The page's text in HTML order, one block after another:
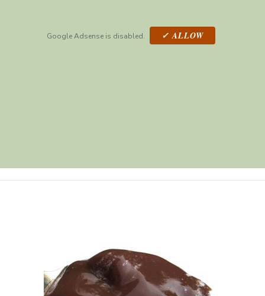
Google Adsense is disabled. ✓ ALLOW